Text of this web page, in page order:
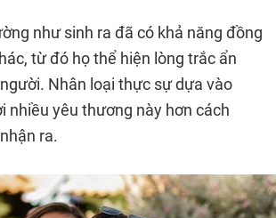
như sinh ra đã có khả năng đồng
từ đó họ thể hiện lòng trắc ẩn
Nhân loại thực sự dựa vào
nhiều yêu thương này hơn cách
ra.